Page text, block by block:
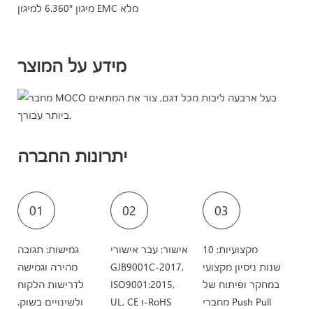
מיגון 6.360° למיגון EMC מלא
מידע על המוצר
יתרונות החברה
01
גמישות: תגובה
מהירה וגמישה
לדרישות הלקוח
ולשינויים בשוק.
02
אישור: עבר אישורי
GJB9001C-2017,
ISO9001:2015,
UL, CE ו-RoHS
03
מקצועיות: 10
שנות ניסיון מקצועי
במחקר ופיתוח של
מחברי Push Pull